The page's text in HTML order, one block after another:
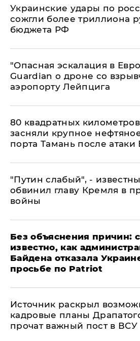
Украинские удары по
сожгли более триллиона
бюджета РФ
"Опасная эскалация в
Guardian о дроне со
аэропорту Лейпцига
80 квадратных
засняли крупное
порта Тамань после атаки
​"Путин слабый", -
обвинил главу Кремля в
войны
Без объяснения причин:
известно, как
Байдена отказала
просьбе по Patriot
​Источник раскрыл
кадровые планы
прочат важный пост в ВСУ